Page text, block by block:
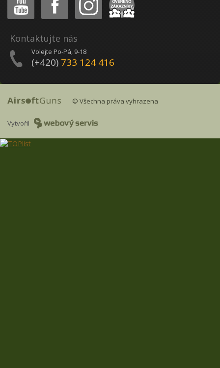
Kontaktujte nás
Volejte Po-Pá, 9-18
(+420) 733 124 416
© Všechna práva vyhrazena
Vytvořil